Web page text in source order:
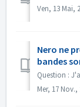
Ven, 13 Mai,
Nero ne
bandes
Mer, 17 Nov.,